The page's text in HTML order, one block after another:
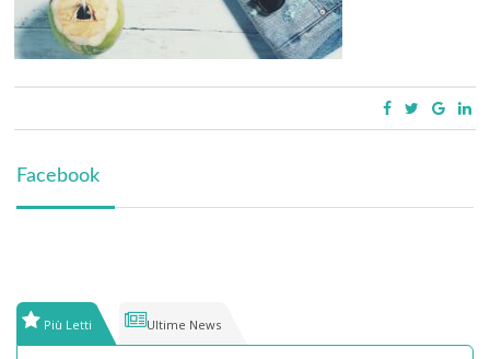
Facebook
Più Letti Ultime News